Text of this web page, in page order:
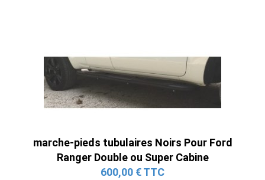
marche-pieds tubulaires Noirs Pour Ford
Ranger Double ou Super Cabine
600,00 € TTC